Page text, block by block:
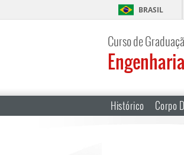
BRASIL
Curso de
Histórico Corpo